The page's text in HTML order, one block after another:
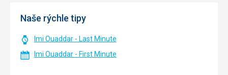
Naše rýchle tipy
Imi Ouaddar - Last Minute
Imi Ouaddar - First Minute